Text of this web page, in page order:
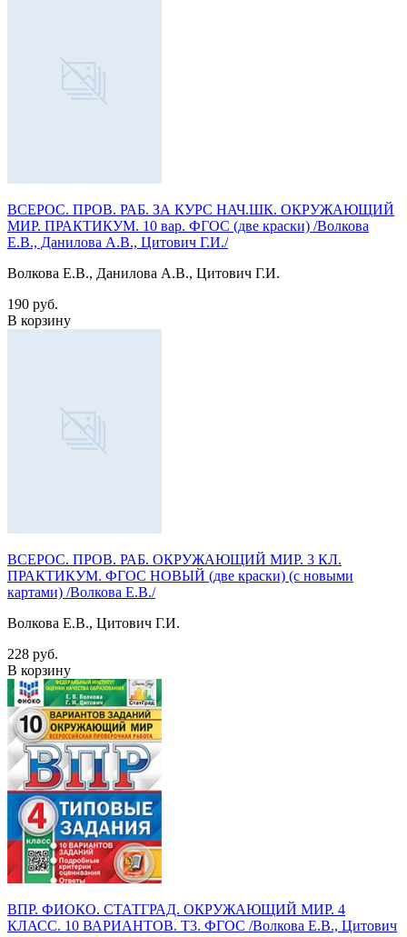
ВСЕРОС. ПРОВ. РАБ. ЗА КУРС НАЧ.ШК. ОКРУЖАЮЩИЙ
МИР. ПРАКТИКУМ. 10 вар. ФГОС (две краски) /Волкова
Е.В., Данилова А.В., Цитович Г.И./
Волкова Е.В., Данилова А.В., Цитович Г.И.
190 руб.
В корзину
ВСЕРОС. ПРОВ. РАБ. ОКРУЖАЮЩИЙ МИР. 3 КЛ.
ПРАКТИКУМ. ФГОС НОВЫЙ (две краски) (с новыми
картами) /Волкова Е.В./
Волкова Е.В., Цитович Г.И.
228 руб.
В корзину
ВПР. ФИОКО. СТАТГРАД. ОКРУЖАЮЩИЙ МИР. 4
КЛАСС. 10 ВАРИАНТОВ. Т3. ФГОС /Волкова Е.В., Цитович